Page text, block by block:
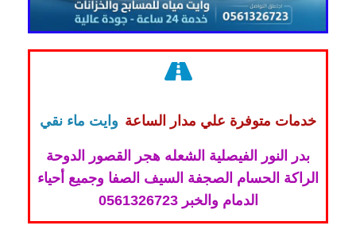
خدمات متوفرة علي مدار الساعة وايت ماء نقي
بدر النور الفيصلية الشعله هجر القصور الدوحة
الراكة الحسام الصجفة السيف الصفا وجميع أحياء
الدمام والخبر 0561326723